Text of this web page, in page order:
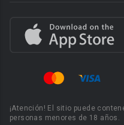
¡Atención! El sitio puede
personas menores de 18 años.